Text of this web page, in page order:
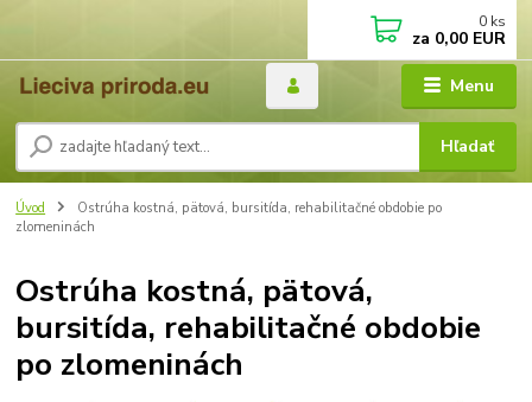
Menu
Hľadať
0 ks
za 0,00 EUR
Úvod
Ostrúha kostná, pätová, bursitída, rehabilitačné obdobie po
zlomeninách
Ostrúha kostná, pätová,
bursitída, rehabilitačné obdobie
po zlomeninách